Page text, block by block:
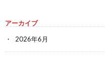
アーカイブ
2026年6月